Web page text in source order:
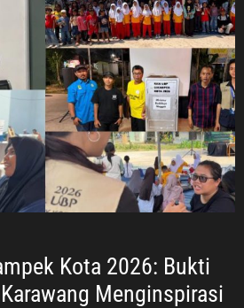
Kota 2026: Bukti
Menginspirasi